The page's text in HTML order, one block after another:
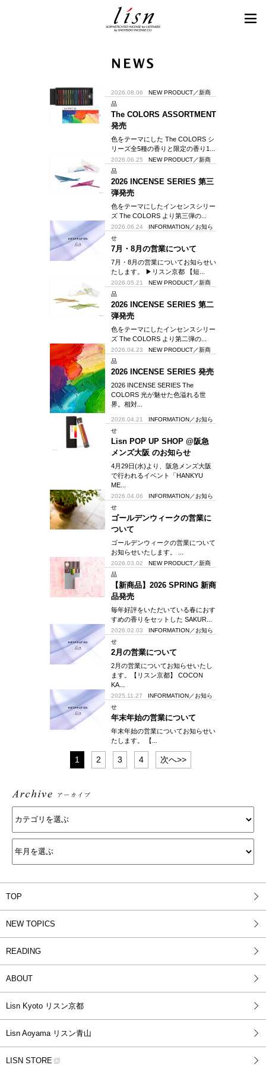
2026.08.06
NEW PRODUCT／新商
品
The COLORS ASSORTMENT
発売
色をテーマにした The COLORS シ
リーズ全5種の香りと限定の香り1...
2026.06.25
NEW PRODUCT／新商
品
2026 INCENSE SERIES 第三
弾発売
色をテーマにしたインセンスシリー
ズ The COLORS より第三弾の...
2026.06.24
INFORMATION／お知ら
せ
7月・8月の営業について
7月・8月の営業についてお知らせい
たします。 ▶︎リスン京都 【短...
2026.05.21
NEW PRODUCT／新商
品
2026 INCENSE SERIES 第二
弾発売
色をテーマにしたインセンスシリー
ズ The COLORS より第二弾の...
2026.04.23
NEW PRODUCT／新商
品
2026 INCENSE SERIES 発売
2026 INCENSE SERIES The
COLORS 光が魅せた色溢れる世
界。相対...
2026.04.21
INFORMATION／お知ら
せ
Lisn POP UP SHOP @阪急
メンズ大阪 のお知らせ
4月29日(水)より、阪急メンズ大阪
で行われるイベント「HANKYU
ME...
2026.04.06
INFORMATION／お知ら
せ
ゴールデンウィークの営業に
ついて
ゴールデンウィークの営業について
お知らせいたします。 ...
2026.03.02
NEW PRODUCT／新商
品
【新商品】2026 SPRING 新商
品発売
毎年好評をいただいている春におす
すめの香りをセットした SAKUR...
2026.02.03
INFORMATION／お知ら
せ
2月の営業について
2月の営業についてお知らせいたし
ます。【リスン京都】 COCON
KA...
2025.11.27
INFORMATION／お知ら
せ
年末年始の営業について
年末年始の営業についてお知らせい
たします。 【...
1 2 3 4 次へ>>
TOP
NEW TOPICS
READING
ABOUT
Lisn Kyoto リスン京都
Lisn Aoyama リスン青山
LISN STORE